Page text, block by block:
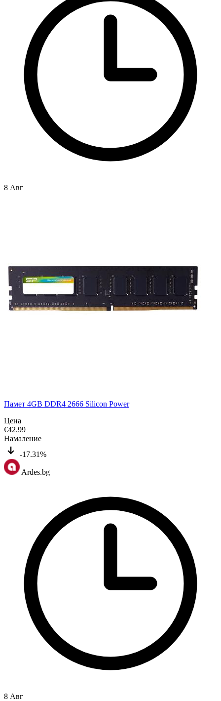
8 Авг
Памет 4GB DDR4 2666 Silicon Power
Цена
€42.99
Намаление
-17.31%
Ardes.bg
8 Авг